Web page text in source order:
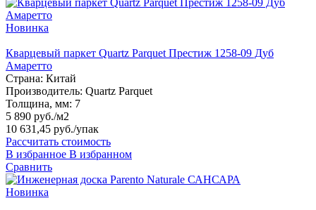
Новинка
Кварцевый паркет Quartz Parquet Престиж 1258-09 Дуб
Амаретто
Страна: Китай
Производитель: Quartz Parquet
Толщина, мм: 7
5 890 руб./м2
10 631,45 руб./упак
Рассчитать стоимость
В избранное В избранном
Сравнить
Новинка